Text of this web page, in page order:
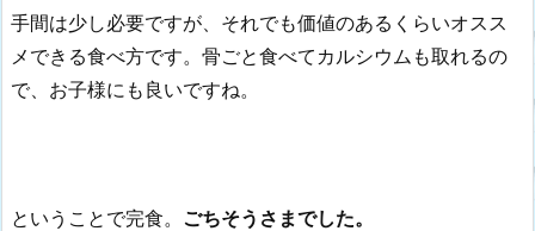
手間は少し必要ですが、それでも価値のあるくらいオスス
メできる食べ方です。骨ごと食べてカルシウムも取れるの
で、お子様にも良いですね。
ということで完食。 ごちそうさまでした。